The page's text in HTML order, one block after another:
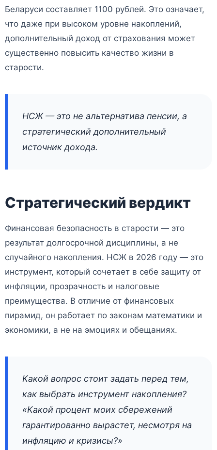
Беларуси составляет 1100 рублей. Это означает,
что даже при высоком уровне накоплений,
дополнительный доход от страхования может
существенно повысить качество жизни в
старости.
НСЖ — это не альтернатива пенсии, а
стратегический дополнительный
источник дохода.
Стратегический вердикт
Финансовая безопасность в старости — это
результат долгосрочной дисциплины, а не
случайного накопления. НСЖ в 2026 году — это
инструмент, который сочетает в себе защиту от
инфляции, прозрачность и налоговые
преимущества. В отличие от финансовых
пирамид, он работает по законам математики и
экономики, а не на эмоциях и обещаниях.
Какой вопрос стоит задать перед тем,
как выбрать инструмент накопления?
«Какой процент моих сбережений
гарантированно вырастет, несмотря на
инфляцию и кризисы?»